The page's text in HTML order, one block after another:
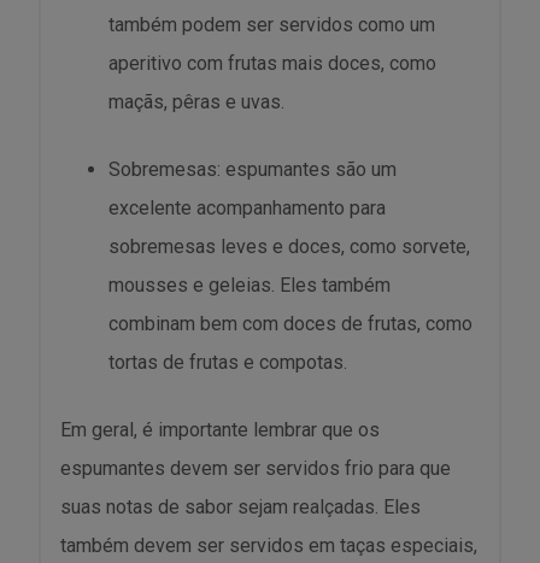
também podem ser servidos como um
aperitivo com frutas mais doces, como
maçãs, pêras e uvas.
Sobremesas: espumantes são um
excelente acompanhamento para
sobremesas leves e doces, como sorvete,
mousses e geleias. Eles também
combinam bem com doces de frutas, como
tortas de frutas e compotas.
Em geral, é importante lembrar que os
espumantes devem ser servidos frio para que
suas notas de sabor sejam realçadas. Eles
também devem ser servidos em taças especiais,